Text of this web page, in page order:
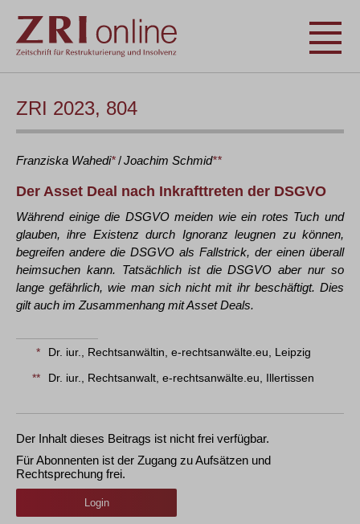
ZRI 2023, 804
Franziska Wahedi*/Joachim Schmid**
Der Asset Deal nach Inkrafttreten der DSGVO
Während einige die DSGVO meiden wie ein rotes Tuch und
glauben, ihre Existenz durch Ignoranz leugnen zu können,
begreifen andere die DSGVO als Fallstrick, der einen überall
heimsuchen kann. Tatsächlich ist die DSGVO aber nur so
lange gefährlich, wie man sich nicht mit ihr beschäftigt. Dies
gilt auch im Zusammenhang mit Asset Deals.
* Dr. iur., Rechtsanwältin, e-rechtsanwälte.eu, Leipzig
** Dr. iur., Rechtsanwalt, e-rechtsanwälte.eu, Illertissen
Der Inhalt dieses Beitrags ist nicht frei verfügbar.
Für Abonnenten ist der Zugang zu Aufsätzen und
Rechtsprechung frei.
Login